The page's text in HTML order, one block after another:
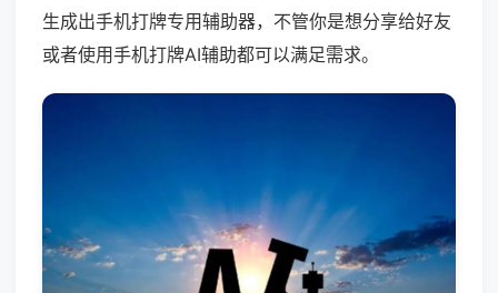
生成出手机打牌专用辅助器，不管你是想分享给好友
或者使用手机打牌AI辅助都可以满足需求。